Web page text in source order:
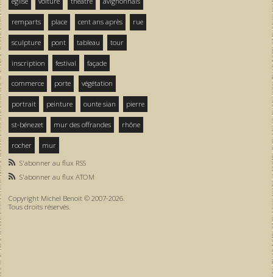
remparts place cent ans après rue
sculpture pont tableau tour
inscription festival façade
commerce porte végétation
portrait peinture ounte sian pierre
st-bénezet mur des offrandes rhône
rocher
mur
S'abonner au flux RSS
S'abonner au flux ATOM
Copyright Michel Benoit © 2007-2026.
Tous droits réservés.